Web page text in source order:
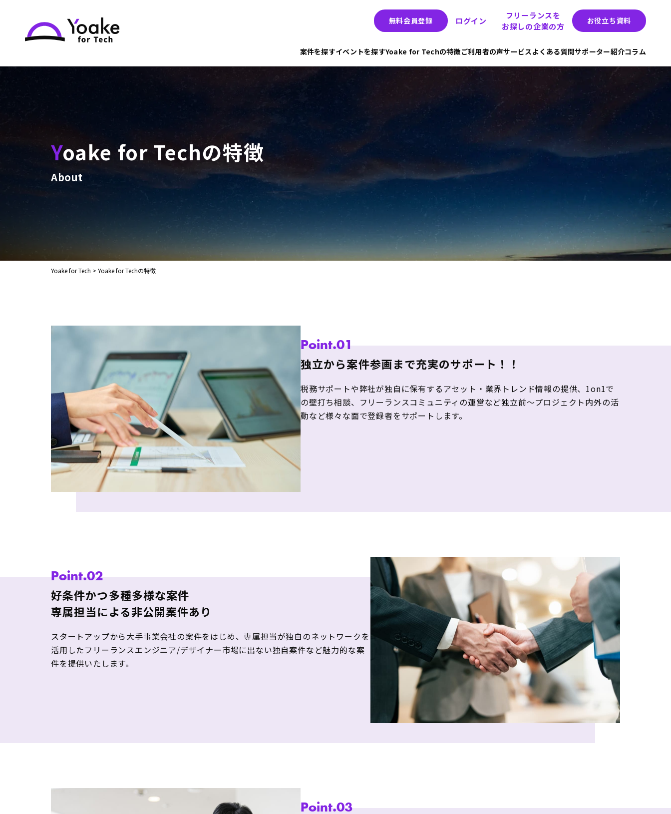
無料会員登録 ログイン
フリーランスを
お探しの企業の方
お役立ち資料
案件を探すイベントを探すYoake for Techの特徴ご利用者の声サービスよくある質問サポーター紹介コラム
Yoake for Techの特徴
About
Yoake for Tech > Yoake for Techの特徴
Point.01
独立から案件参画まで充実のサポート！！
税務サポートや弊社が独自に保有するアセット・業界トレンド情報の提供、1on1で
の壁打ち相談、フリーランスコミュニティの運営など独立前～プロジェクト内外の活
動など様々な面で登録者をサポートします。
Point.02
好条件かつ多種多様な案件
専属担当による非公開案件あり
スタートアップから大手事業会社の案件をはじめ、専属担当が独自のネットワークを
活用したフリーランスエンジニア/デザイナー市場に出ない独自案件など魅力的な案
件を提供いたします。
Point.03